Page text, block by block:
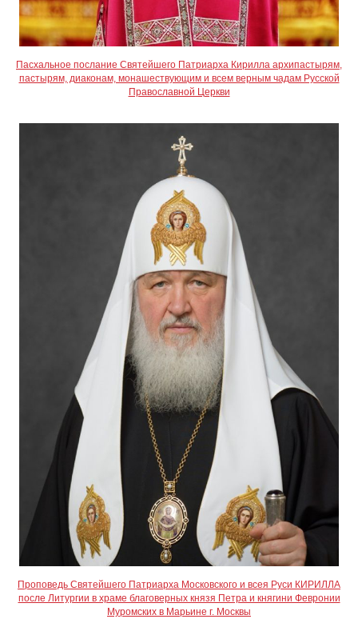
Пасхальное послание Святейшего Патриарха Кирилла архипастырям,
пастырям, диаконам, монашествующим и всем верным чадам Русской
Православной Церкви
Проповедь Святейшего Патриарха Московского и всея Руси КИРИЛЛА
после Литургии в храме благоверных князя Петра и княгини Февронии
Муромских в Марьине г. Москвы